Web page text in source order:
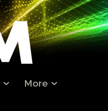
More